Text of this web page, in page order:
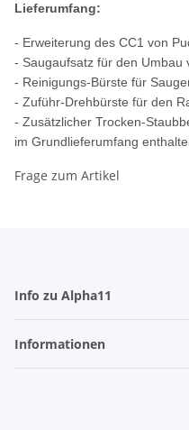
Lieferumfang:
- Erweiterung des CC1 von
- Saugaufsatz für den Umbau
- Reinigungs-Bürste für
- Zuführ-Drehbürste für den
- Zusätzlicher Trocken-
im Grundlieferumfang
Frage zum Artikel
Info zu Alpha11
Informationen